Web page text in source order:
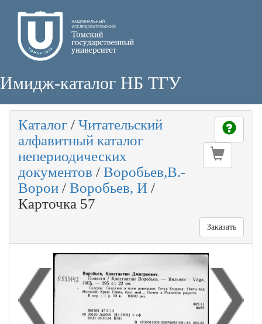
Имидж-каталог НБ ТГУ
Каталог / Читательский
алфавитный каталог
непериодических
документов / Воробьев,В.-
Ворои / Воробьев, И /
Карточка 57
Заказать